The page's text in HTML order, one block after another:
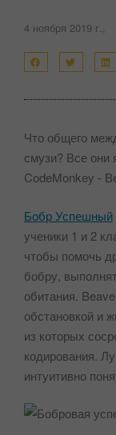
4 ноября 2019 г.,
Что общего
смузи? Все они
CodeMonkey -
Бобр Успешный
ученики 1 и 2
чтобы помочь
бобру,
обитания.
обстановкой и
из которых
кодирования.
интуитивно